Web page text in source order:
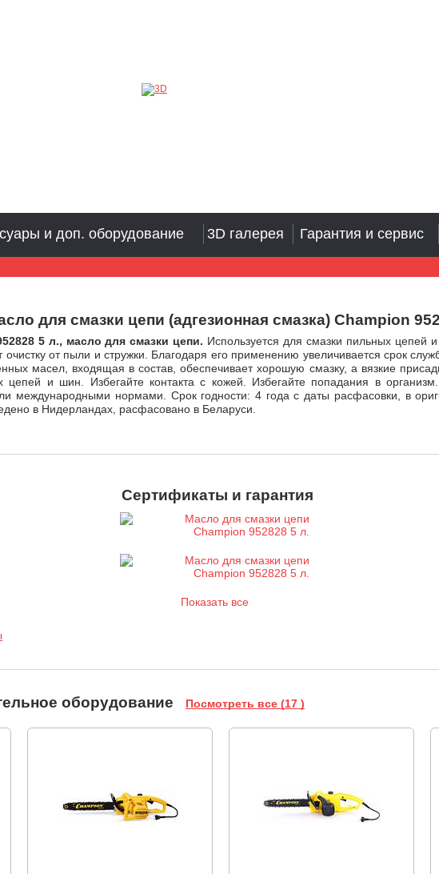
для смазки цепи (адгезионная смазка) Champion
5 л., масло для смазки цепи. Используется для смазки пильных
очистку от пыли и стружки. Благодаря его применению увеличивается срок
масел, входящая в состав, обеспечивает хорошую смазку, а вязкие
цепей и шин. Избегайте контакта с кожей. Избегайте попадания в
международными нормами. Срок годности: 4 года с даты расфасовки, в
в Нидерландах, расфасовано в Беларуси.
Сертификаты и гарантия
Показать все
оборудование Посмотреть все (17 )
и доп. оборудование 3D галерея Гарантия и сервис